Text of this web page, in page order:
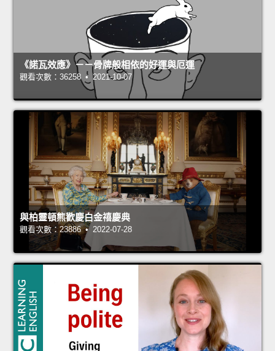
《諾瓦效應》－－骨牌般相依的好運與厄運
觀看次數：36258 • 2021-10-07
與柏靈頓熊歡慶白金禧慶典
觀看次數：23886 • 2022-07-28